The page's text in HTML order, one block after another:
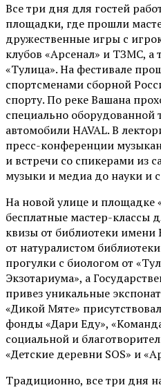
Все три дня для гостей
площадки, где прошли
дружественные игры с
клубов «Арсенал» и ТЗМС, а
«Тулица». На фестивале
спортсменами сборной
спорту. По реке Вашана
специально оборудованной
автомобили HAVAL. В
пресс-конференции
и встречи со спикерами из
музыки и медиа до науки и
На новой улице и площадке
бесплатные мастер-классы
квизы от библиотеки
от натуралистом
прогулки с биологом от
Экзотариума», а
привез уникальные
«Дикой Мяте»
фонды «Дари Еду»,
социальной и
«Детские деревни SOS» и
Традиционно, все три дня